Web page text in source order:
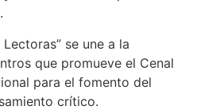
se une a la
que promueve el Cenal
para el fomento del
crítico.